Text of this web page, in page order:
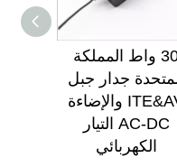
30 واط المملكة
جدار جبل
ITE&AV والإضاءة
AC-DC التيار
الكهربائي